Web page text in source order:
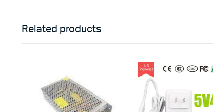
Related products